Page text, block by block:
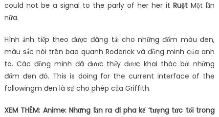
could not be a signal to the parly of her her itRuột Một lần
nữa.
Hình ảnh tiếp theo được đăng tải cho những đốm màu đen,
màu sắc nói trên bao quanh Roderick và đồng minh của anh
ta. Các đồng minh đã được thấy được khai thác bởi những
đốm đen đó. This is doing for the current interface of the
followingm đen là sự cho phép của Griffith.
XEM THÊM: Anime: Những lần ra đi pha kế ‘tượng tức tối trong